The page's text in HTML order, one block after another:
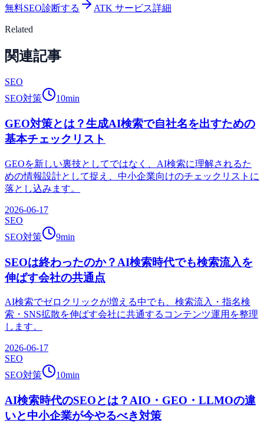
無料SEO診断する ATK サービス詳細
Related
関連記事
SEO
SEO対策
10min
GEO対策とは？生成AI検索で自社名を出すための
基本チェックリスト
GEOを新しい裏技としてではなく、AI検索に理解されるた
めの情報設計として捉え、中小企業向けのチェックリストに
落とし込みます。
2026-06-17
SEO
SEO対策
9min
SEOは終わったのか？AI検索時代でも検索流入を
伸ばす会社の共通点
AI検索でゼロクリックが増える中でも、検索流入・指名検
索・SNS拡散を伸ばす会社に共通するコンテンツ運用を整理
します。
2026-06-17
SEO
SEO対策
10min
AI検索時代のSEOとは？AIO・GEO・LLMOの違
いと中小企業が今やるべき対策